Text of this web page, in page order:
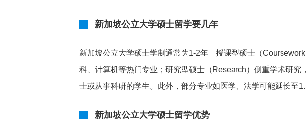
新加坡公立大学硕士留学要几年
新加坡公立大学硕士学制通常为1-2年，授课型硕士（
科、计算机等热门专业；研究型硕士（Research）侧重学术研
士或从事科研的学生。此外，部分专业如医学、法学可能延长至
新加坡公立大学硕士留学优势